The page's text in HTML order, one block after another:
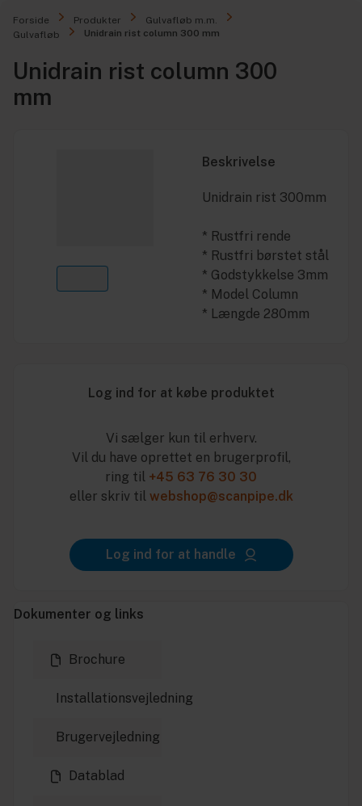
Forside Produkter
Gulvafløb m.m.
Gulvafløb
Unidrain rist column 300 mm
Unidrain rist column 300
mm
Beskrivelse
Unidrain rist 300mm
* Rustfri rende
* Rustfri børstet stål
* Godstykkelse 3mm
* Model Column
* Længde 280mm
Log ind for at købe produktet
Vi sælger kun til erhverv.
Vil du have oprettet en brugerprofil,
ring til +45 63 76 30 30
eller skriv til webshop@scanpipe.dk
Log ind for at handle
Dokumenter og links
Brochure
Installationsvejledning
Brugervejledning
Datablad